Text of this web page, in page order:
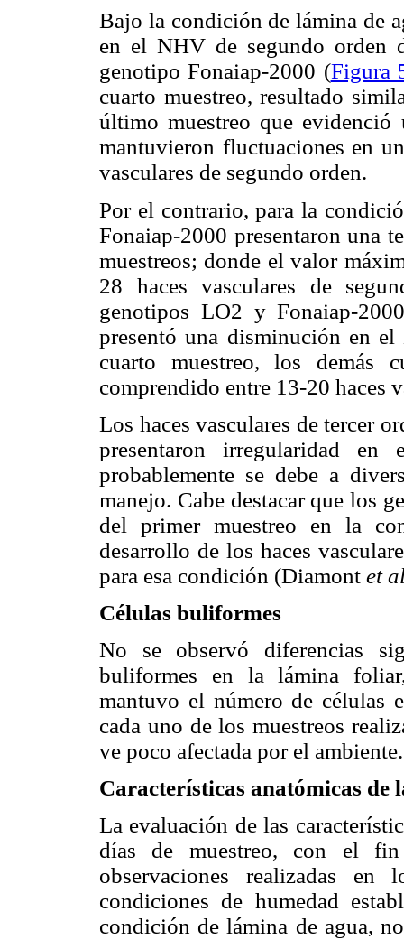
Bajo la condición de lámina de
en el NHV de segundo orden
genotipo Fonaiap-2000 (Figura
cuarto muestreo, resultado
último muestreo que evidenció
mantuvieron fluctuaciones en
vasculares de segundo orden.
Por el contrario, para la
Fonaiap-2000 presentaron una
muestreos; donde el valor
28 haces vasculares de
genotipos LO2 y Fonaiap-
presentó una disminución en
cuarto muestreo, los demás
comprendido entre 13-20 haces
Los haces vasculares de tercer
presentaron irregularidad
probablemente se debe a
manejo. Cabe destacar que los
del primer muestreo en la
desarrollo de los haces
para esa condición (Diamont et
Células buliformes
No se observó diferencias
buliformes en la lámina
mantuvo el número de células
cada uno de los muestreos
ve poco afectada por el ambiente.
Características anatómicas de
La evaluación de las
días de muestreo, con el
observaciones realizadas
condiciones de humedad
condición de lámina de agua,